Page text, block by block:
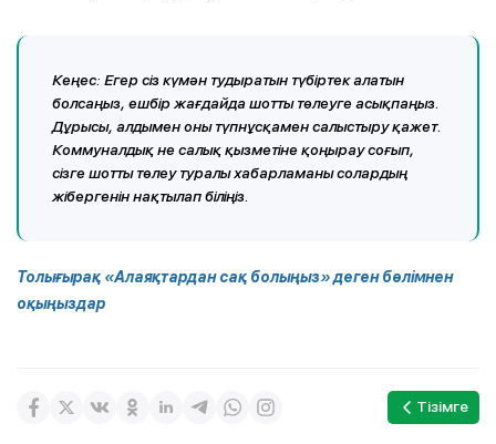
Кеңес: Егер сіз күмән тудыратын түбіртек алатын
болсаңыз, ешбір жағдайда шотты төлеуге асықпаңыз.
Дұрысы, алдымен оны түпнұсқамен салыстыру қажет.
Коммуналдық не салық қызметіне қоңырау соғып,
сізге шотты төлеу туралы хабарламаны солардың
жібергенін нақтылап біліңіз.
Толығырақ «Алаяқтардан сақ болыңыз» деген бөлімнен
оқыңыздар
Тізімге